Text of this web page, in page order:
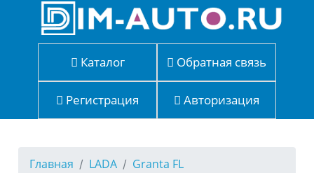
Каталог Обратная связь
Регистрация Авторизация
Главная LADA Granta FL